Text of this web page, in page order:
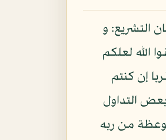
التشريع: و
الله لعلكم
إن كنتم
بعض التداول
من ربه